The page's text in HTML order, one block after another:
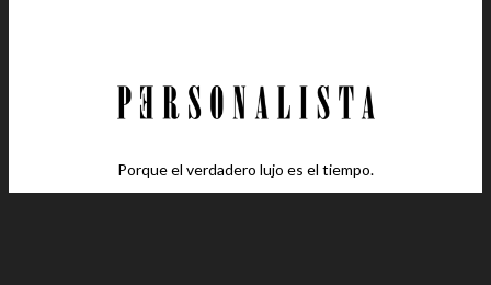
Porque el verdadero lujo es el tiempo.